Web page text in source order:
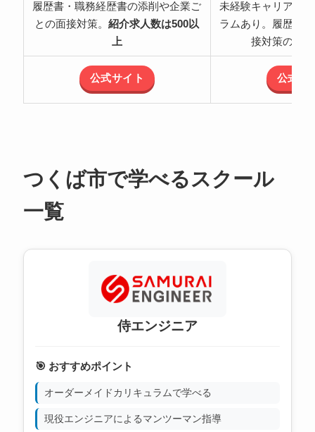
履歴書・職務経歴書の添削や企業ご
との面接対策。紹介求人数は500以
上
未経験キャリアチ
ラムあり。履歴書
接対策のサ
公式サイト 公式サ
つくば市で学べるスクール
一覧
侍エンジニア
🎯 おすすめポイント
オーダーメイドカリキュラムで学べる
現役エンジニアによるマンツーマン指導